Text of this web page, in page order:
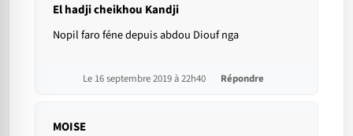
El hadji cheikhou Kandji
Nopil faro féne depuis abdou Diouf nga
Le 16 septembre 2019 à 22h40 Répondre
MOISE